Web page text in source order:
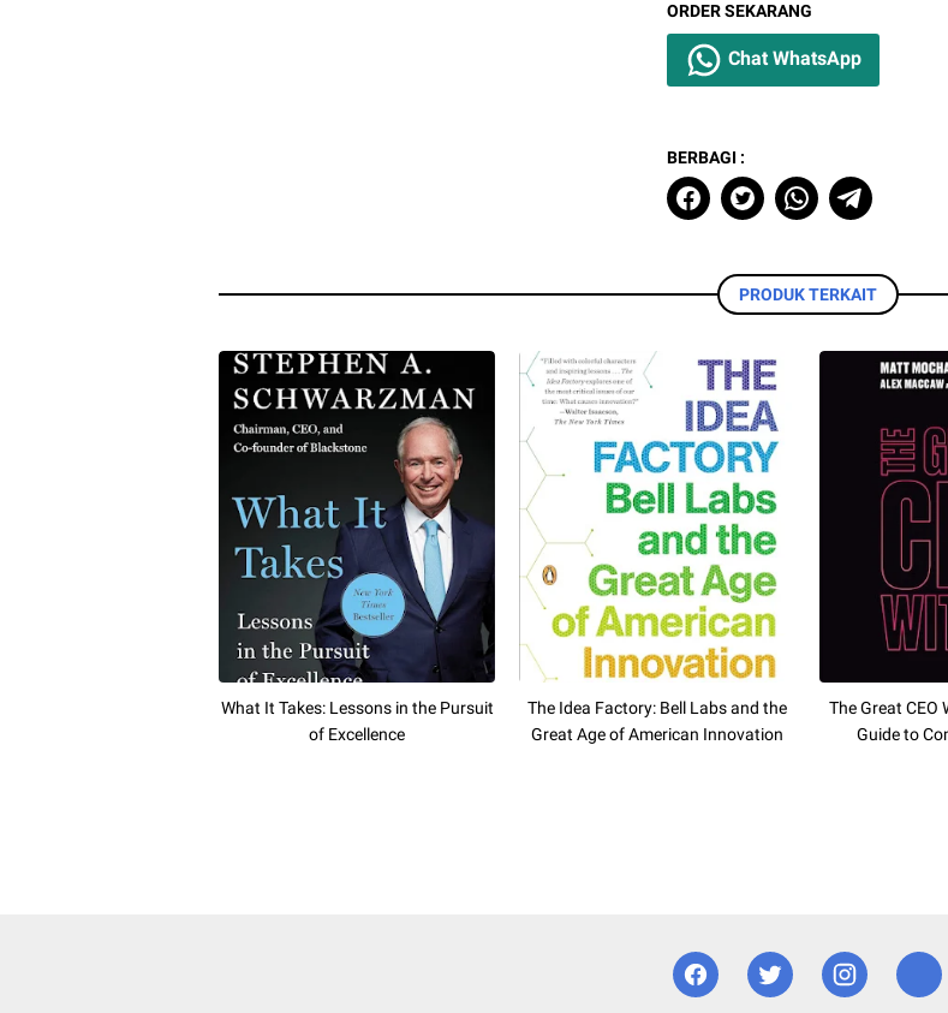
ORDER SEKARANG
Chat WhatsApp
BERBAGI :
PRODUK TERKAIT
What It Takes: Lessons in the Pursuit
of Excellence
The Idea Factory: Bell Labs and the
Great Age of American Innovation
The Great CEO
Guide to